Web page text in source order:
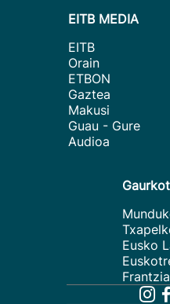
EITB MEDIA
EITB
Orain
ETBON
Gaztea
Makusi
Guau - Gure
Audioa
Eusko